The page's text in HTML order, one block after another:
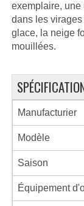
exemplaire, une
dans les
glace, la neige
mouillées.
Manufacturier
Modèle
Saison
Équipement